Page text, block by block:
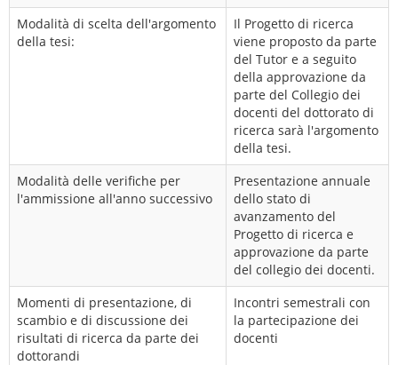
Modalità di scelta dell'argomento
della tesi:
Il Progetto di ricerca
viene proposto da parte
del Tutor e a seguito
della approvazione da
parte del Collegio dei
docenti del dottorato di
ricerca sarà l'argomento
della tesi.
Modalità delle verifiche per
l'ammissione all'anno successivo
Presentazione annuale
dello stato di
avanzamento del
Progetto di ricerca e
approvazione da parte
del collegio dei docenti.
Momenti di presentazione, di
scambio e di discussione dei
risultati di ricerca da parte dei
dottorandi
Incontri semestrali con
la partecipazione dei
docenti